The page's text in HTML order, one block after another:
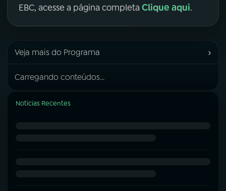
EBC, acesse a página completa Clique aqui.
Veja mais do Programa ›
Carregando conteúdos...
Notícias Recentes